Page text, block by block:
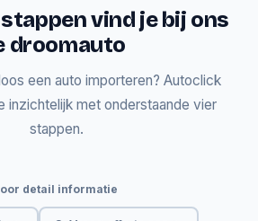
vind je bij ons
droomauto
een auto importeren? Autoclick
inzichtelijk met onderstaande vier
stappen.
detail informatie